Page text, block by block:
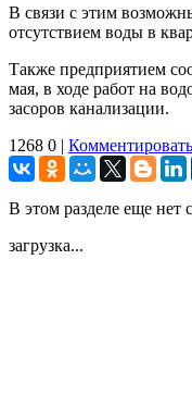
В связи с этим
отсутствием воды в
Также предприятием
мая, в ходе работ на
засоров канализации.
1268 0 | Комментировать
В этом разделе еще нет
загрузка...